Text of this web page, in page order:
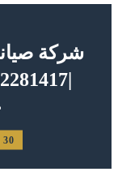
شركة
30 مايو، 2024